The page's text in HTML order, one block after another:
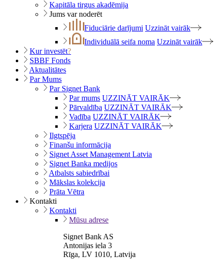
Kapitāla tirgus akadēmija
Jums var noderēt
Fiduciārie darījumi Uzzināt vairāk
Individuālā seifa noma Uzzināt vairāk
Kur investēt?
SBBF Fonds
Aktualitātes
Par Mums
Par Signet Bank
Par mums UZZINĀT VAIRĀK
Pārvaldība UZZINĀT VAIRĀK
Vadība UZZINĀT VAIRĀK
Karjera UZZINĀT VAIRĀK
Ilgtspēja
Finanšu informācija
Signet Asset Management Latvia
Signet Banka medijos
Atbalsts sabiedrībai
Mākslas kolekcija
Prāta Vētra
Kontakti
Kontakti
Mūsu adrese
Signet Bank AS
Antonijas iela 3
Rīga, LV 1010, Latvija